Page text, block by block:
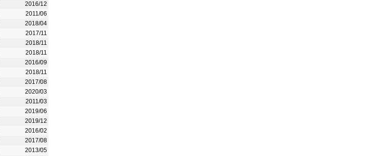
2016/12
2011/06
2018/04
2017/11
2018/11
2018/11
2016/09
2018/11
2017/08
2020/03
2011/03
2019/06
2019/12
2016/02
2017/08
2013/05